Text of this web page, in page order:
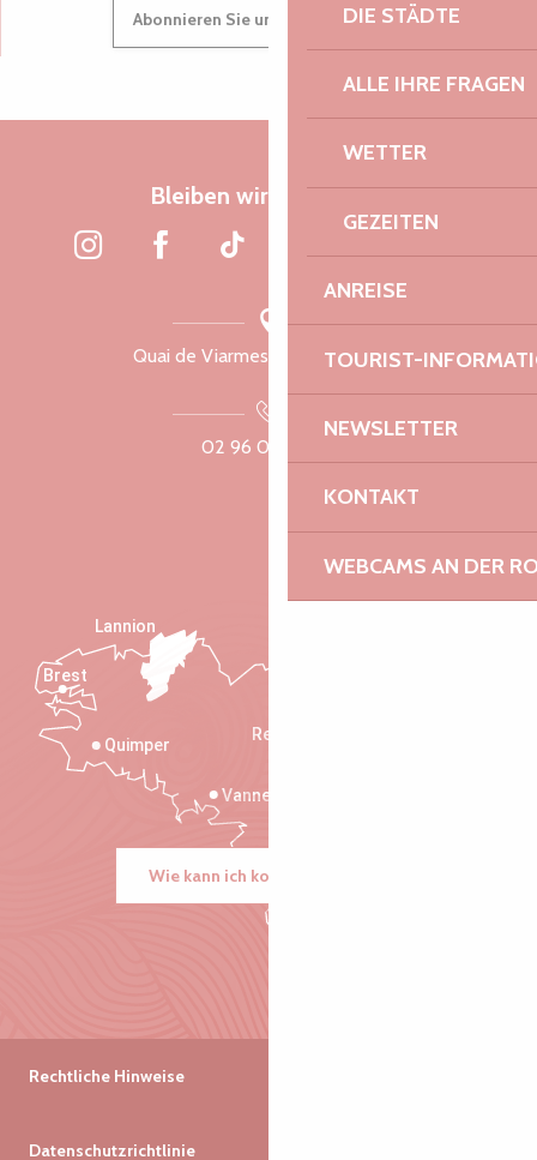
DIE STÄDTE
ALLE IHRE FRAGEN
WETTER
GEZEITEN
ANREISE
TOURIST-
NEWSLETTER
KONTAKT
WEBCAMS AN DER
Abonnieren Sie unseren Newsletter
Bleiben wir verbunden
Quai de Viarmes, 22300 Lannion
02 96 05 60 70
Rennes
Vannes
Quimper
Lannion
Brest
Wie kann ich kommen?
Rechtliche Hinweise
Datenschutzrichtlinie